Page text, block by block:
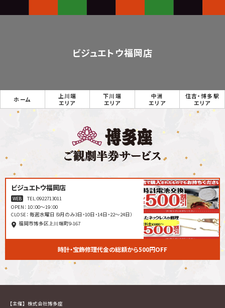
ビジュエトウ福岡店
ホーム
上川端
エリア
下川端
エリア
中洲
エリア
住吉・博多駅
エリア
ビジュエトウ福岡店
WEB TEL:0922713011
OPEN： 10：00〜19：00
CLOSE： 毎週水曜日（9月のみ3日・10日・14日・22〜24日）
福岡市博多区上川端町9-167
時計・宝飾修理代金の総額から500円OFF
【主催】 株式会社博多座